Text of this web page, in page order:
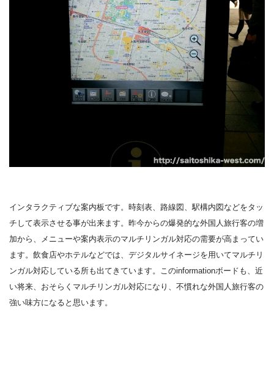
インタラクティブな案内板です。時刻表、路線図、駅構内図などをタッ
チして表示させる事が出来ます。昨今からの爆発的な外国人旅行客の増
加から、メニューや案内表示のマルチリンガル対応の需要が高まってい
ます。飲食店やホテルなどでは、デジタルサイネージを用いてマルチリ
ンガル対応している所も出てきています。このinformationボードも、近
い将来、おそらくマルチリンガル対応になり、不慣れな外国人旅行客の
強い味方になると思います。